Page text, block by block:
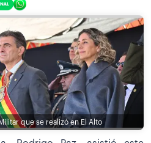
que se realizó en El Alto